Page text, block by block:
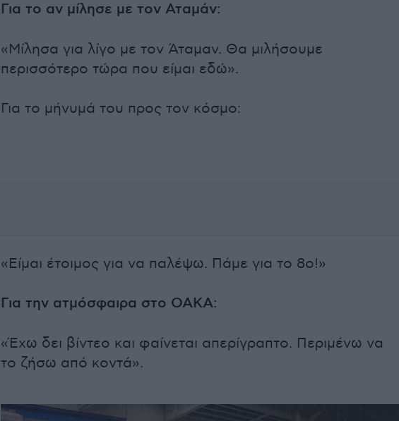
Για το αν μίλησε με τον Αταμάν:
«Μίλησα για λίγο με τον Άταμαν. Θα μιλήσουμε
περισσότερο τώρα που είμαι εδώ».
Για το μήνυμά του προς τον κόσμο:
«Είμαι έτοιμος για να παλέψω. Πάμε για το 8ο!»
Για την ατμόσφαιρα στο ΟΑΚΑ:
«Έχω δει βίντεο και φαίνεται απερίγραπτο. Περιμένω να
το ζήσω από κοντά».